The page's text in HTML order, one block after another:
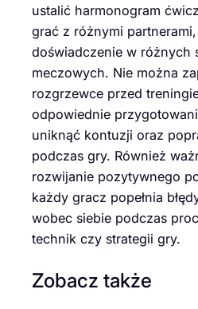
ustalić harmonogram
grać z różnymi
doświadczenie w różnych
meczowych. Nie można
rozgrzewce przed
odpowiednie
uniknąć kontuzji oraz
podczas gry. Również
rozwijanie pozytywnego
każdy gracz popełnia
wobec siebie podczas
technik czy strategii gry.
Zobacz także